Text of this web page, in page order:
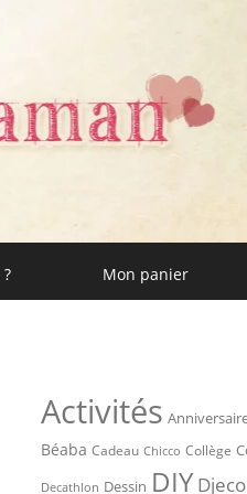
Mon panier
Activités
Béaba Cadeau Chicco Collège
Decathlon Dessin DIY Djeco